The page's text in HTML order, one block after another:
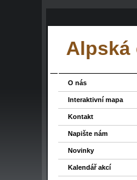
Alpská
O nás
Interaktivní mapa
Kontakt
Napište nám
Novinky
Kalendář akcí